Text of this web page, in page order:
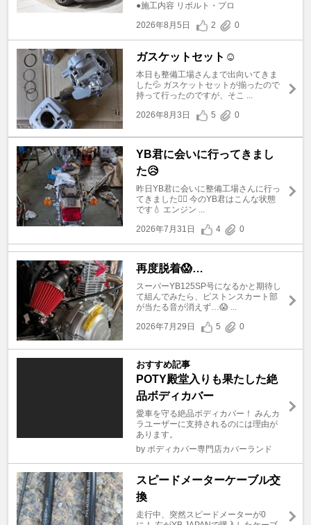
●施工内容 リボルト・プロ
2026年8月5日
2 0
ガスケットセット☺️
本日も整備工場さんまで出向いてきま
した💦 ガスケットセットが揃ったので
持って行ったのですが、そこ ...
2026年8月3日
5 0
YB君に会いに行ってきまし
た😥
昨日YB君に会いに整備工場さんに行っ
てきました😮‍💨 今のYB君はこんな状態
です💧 エンジン ...
2026年7月31日
4 0
再度脱着😱…
スーパーYB125SP号になるかと期待し
て組んでみたら、ピストンスカート部
が当たる音が消えず…😱 ...
2026年7月29日
5 0
おすすめ記事
POTY殿堂入りも果たした絶
品ボディカバー
愛車を守る絶品ボディカバー！ みんカ
ラユーザーに支持されるのには理由が
あります。
by ボディカバー専門店カバーランド
スピードメーターケーブル交
換
走行中、突然スピードメーターが0